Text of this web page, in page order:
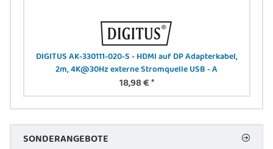
DIGITUS AK-330111-020-S - HDMI auf DP Adapterkabel,
2m, 4K@30Hz externe Stromquelle USB - A
18,98 €*
SONDERANGEBOTE